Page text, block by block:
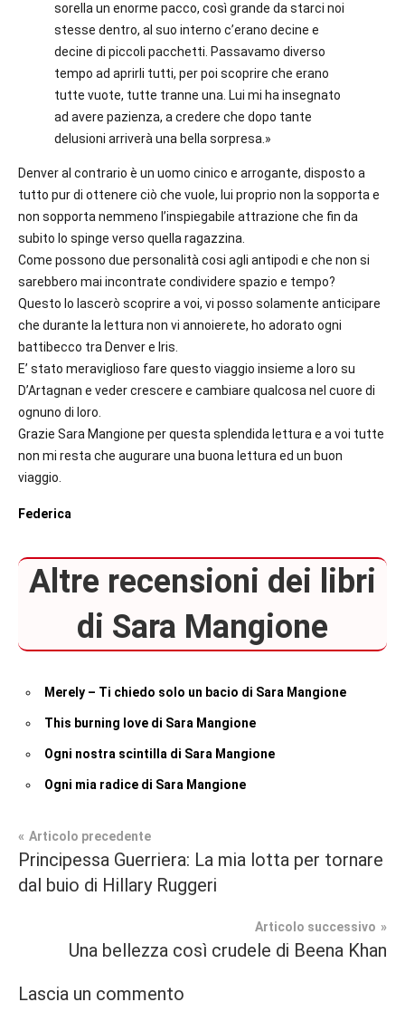
sorella un enorme pacco, così grande da starci noi
stesse dentro, al suo interno c’erano decine e
decine di piccoli pacchetti. Passavamo diverso
tempo ad aprirli tutti, per poi scoprire che erano
tutte vuote, tutte tranne una. Lui mi ha insegnato
ad avere pazienza, a credere che dopo tante
delusioni arriverà una bella sorpresa.»
Denver al contrario è un uomo cinico e arrogante, disposto a
tutto pur di ottenere ciò che vuole, lui proprio non la sopporta e
non sopporta nemmeno l’inspiegabile attrazione che fin da
subito lo spinge verso quella ragazzina.
Come possono due personalità cosi agli antipodi e che non si
sarebbero mai incontrate condividere spazio e tempo?
Questo lo lascerò scoprire a voi, vi posso solamente anticipare
che durante la lettura non vi annoierete, ho adorato ogni
battibecco tra Denver e Iris.
E’ stato meraviglioso fare questo viaggio insieme a loro su
D’Artagnan e veder crescere e cambiare qualcosa nel cuore di
ognuno di loro.
Grazie Sara Mangione per questa splendida lettura e a voi tutte
non mi resta che augurare una buona lettura ed un buon
viaggio.
Federica
Altre recensioni dei libri
di Sara Mangione
Merely – Ti chiedo solo un bacio di Sara Mangione
This burning love di Sara Mangione
Ogni nostra scintilla di Sara Mangione
Ogni mia radice di Sara Mangione
Tag
#blog
#consigliodilettura
Contemporary
Romance
secondo
Navigazione
articoli
Articolo precedente
Principessa Guerriera: La mia lotta per tornare
dal buio di Hillary Ruggeri
Articolo successivo
Una bellezza così crudele di Beena Khan
Lascia un commento